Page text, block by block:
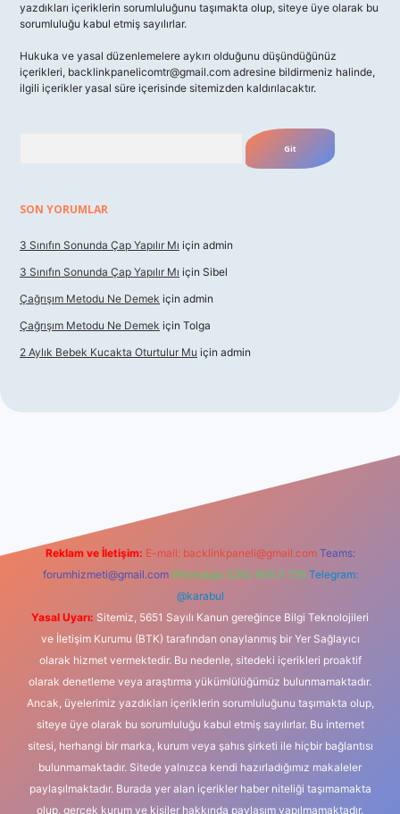
yazdıkları içeriklerin sorumluluğunu taşımakta olup, siteye üye olarak bu
sorumluluğu kabul etmiş sayılırlar.
Hukuka ve yasal düzenlemelere aykırı olduğunu düşündüğünüz
içerikleri, backlinkpanelicomtr@gmail.com adresine bildirmeniz halinde,
ilgili içerikler yasal süre içerisinde sitemizden kaldırılacaktır.
SON YORUMLAR
3 Sınıfın Sonunda Çap Yapılır Mı için admin
3 Sınıfın Sonunda Çap Yapılır Mı için Sibel
Çağrışım Metodu Ne Demek için admin
Çağrışım Metodu Ne Demek için Tolga
2 Aylık Bebek Kucakta Oturtulur Mu için admin
Reklam ve İletişim: E-mail: backlinkpaneli@gmail.com Teams:
forumhizmeti@gmail.com Whatsapp: 0262 606 0 726 Telegram:
@karabul
Yasal Uyarı: Sitemiz, 5651 Sayılı Kanun gereğince Bilgi Teknolojileri
ve İletişim Kurumu (BTK) tarafından onaylanmış bir Yer Sağlayıcı
olarak hizmet vermektedir. Bu nedenle, sitedeki içerikleri proaktif
olarak denetleme veya araştırma yükümlülüğümüz bulunmamaktadır.
Ancak, üyelerimiz yazdıkları içeriklerin sorumluluğunu taşımakta olup,
siteye üye olarak bu sorumluluğu kabul etmiş sayılırlar. Bu internet
sitesi, herhangi bir marka, kurum veya şahıs şirketi ile hiçbir bağlantısı
bulunmamaktadır. Sitede yalnızca kendi hazırladığımız makaleler
paylaşılmaktadır. Burada yer alan içerikler haber niteliği taşımamakta
olup, gerçek kurum ve kişiler hakkında paylaşım yapılmamaktadır.